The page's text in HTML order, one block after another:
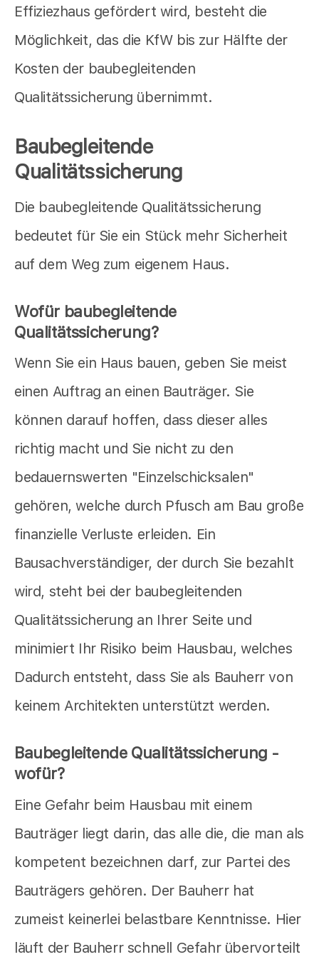
Effiziezhaus gefördert wird, besteht die
Möglichkeit, das die KfW bis zur Hälfte der
Kosten der baubegleitenden
Qualitätssicherung übernimmt.
Baubegleitende
Qualitätssicherung
Die baubegleitende Qualitätssicherung
bedeutet für Sie ein Stück mehr Sicherheit
auf dem Weg zum eigenem Haus.
Wofür baubegleitende
Qualitätssicherung?
Wenn Sie ein Haus bauen, geben Sie meist
einen Auftrag an einen Bauträger. Sie
können darauf hoffen, dass dieser alles
richtig macht und Sie nicht zu den
bedauernswerten "Einzelschicksalen"
gehören, welche durch Pfusch am Bau große
finanzielle Verluste erleiden. Ein
Bausachverständiger, der durch Sie bezahlt
wird, steht bei der baubegleitenden
Qualitätssicherung an Ihrer Seite und
minimiert Ihr Risiko beim Hausbau, welches
Dadurch entsteht, dass Sie als Bauherr von
keinem Architekten unterstützt werden.
Baubegleitende Qualitätssicherung -
wofür?
Eine Gefahr beim Hausbau mit einem
Bauträger liegt darin, das alle die, die man als
kompetent bezeichnen darf, zur Partei des
Bauträgers gehören. Der Bauherr hat
zumeist keinerlei belastbare Kenntnisse. Hier
läuft der Bauherr schnell Gefahr übervorteilt